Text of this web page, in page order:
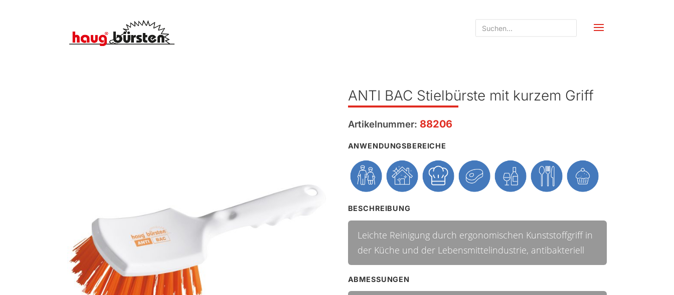
ANTI BAC Stielbürste mit kurzem Griff
Artikelnummer: 88206
ANWENDUNGSBEREICHE
BESCHREIBUNG
Leichte Reinigung durch ergonomischen Kunststoffgriff in
der Küche und der Lebensmittelindustrie, antibakteriell
ABMESSUNGEN